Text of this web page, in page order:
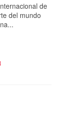
de
del mundo